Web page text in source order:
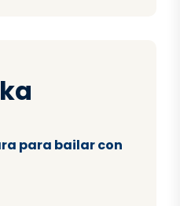
para bailar con